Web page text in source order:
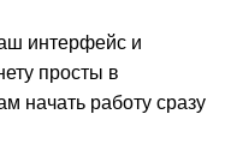
интерфейс и
просты в
начать работу сразу